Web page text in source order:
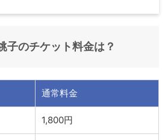
子のチケット料金は？
通常料金
1,800円